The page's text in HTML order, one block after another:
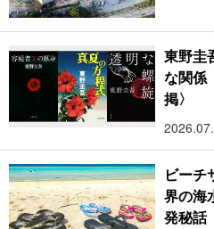
東野圭
な関係
掲〉
ビーチ
界の海
発秘話